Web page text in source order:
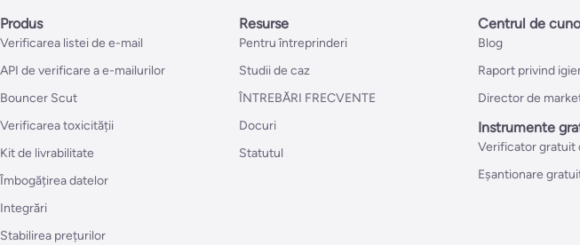
Produs
Verificarea listei de e-mail
API de verificare a e-mailurilor
Bouncer Scut
Verificarea toxicității
Kit de livrabilitate
Îmbogățirea datelor
Integrări
Stabilirea prețurilor
Resurse
Pentru întreprinderi
Studii de caz
ÎNTREBĂRI FRECVENTE
Docuri
Statutul
Centrul de
Blog
Raport privind
Director de
Instrumente
Verificator gratuit
Eșantionare